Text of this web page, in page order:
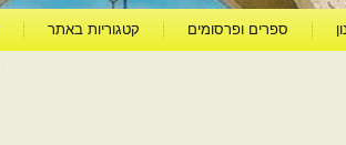
ספרים ופרסומים קטגוריות באתר